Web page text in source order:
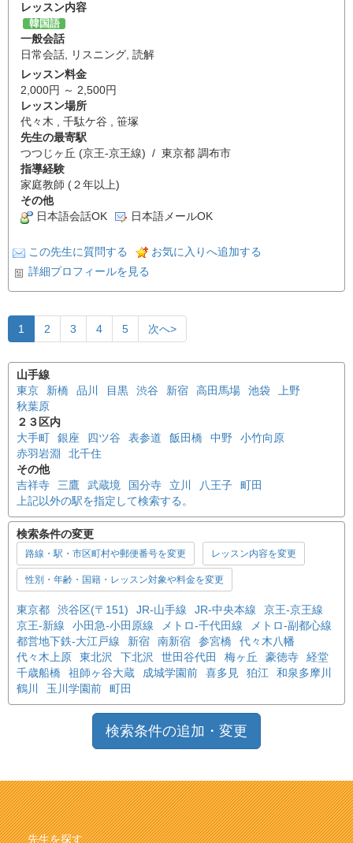
レッスン内容
韓国語
一般会話
日常会話, リスニング, 読解
レッスン料金
2,000円 ～ 2,500円
レッスン場所
代々木 , 千駄ケ谷 , 笹塚
先生の最寄駅
つつじヶ丘 (京王-京王線) / 東京都 調布市
指導経験
家庭教師 (２年以上)
その他
日本語会話OK
日本語メールOK
この先生に質問する
お気に入りへ追加する
詳細プロフィールを見る
1 2 3 4 5 次へ>
山手線
東京
新橋 品川 目黒 渋谷 新宿 高田馬場 池袋
上野
秋葉原
２３区内
大手町
銀座 四ツ谷 表参道 飯田橋 中野
小竹向原
赤羽岩淵
北千住
その他
吉祥寺
三鷹 武蔵境 国分寺 立川 八王子
町田
上記以外の駅を指定して検索する。
検索条件の変更
路線・駅・市区町村や郵便番号を変更 レッスン内容を変更
性別・年齢・国籍・レッスン対象や料金を変更
東京都 渋谷区(〒151) JR-山手線 JR-中央本線
京王-京王線
京王-新線
小田急-小田原線 メトロ-千代田線
メトロ-副都心線
都営地下鉄-大江戸線
新宿 南新宿 参宮橋
代々木八幡
代々木上原
東北沢 下北沢 世田谷代田 梅ヶ丘 豪徳寺
経堂
千歳船橋
祖師ヶ谷大蔵 成城学園前 喜多見 狛江
和泉多摩川
鶴川
玉川学園前 町田
検索条件の追加・変更
先生を探す